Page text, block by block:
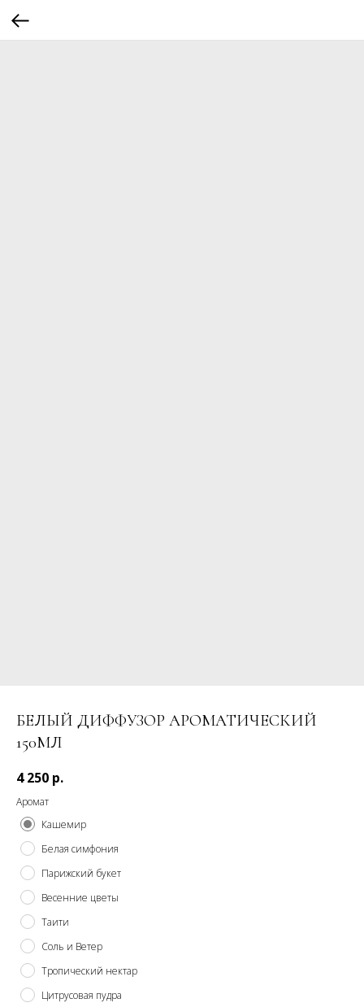
БЕЛЫЙ ДИФФУЗОР АРОМАТИЧЕСКИЙ
150МЛ
4 250 р.
Аромат
Кашемир
Белая симфония
Парижский букет
Весенние цветы
Таити
Соль и Ветер
Тропический нектар
Цитрусовая пудра